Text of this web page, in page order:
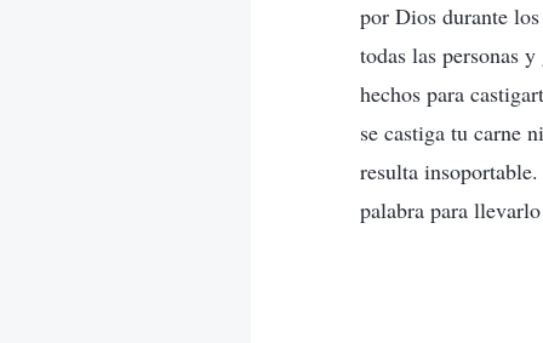
por Dios durante
todas las personas
hechos para
se castiga tu carne
resulta
palabra para